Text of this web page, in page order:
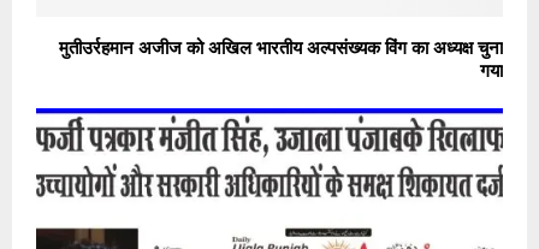
मुतीउर्रहमान अजीज को अखिल भारतीय अल्पसंख्यक विंग का अध्यक्ष चुना
गया